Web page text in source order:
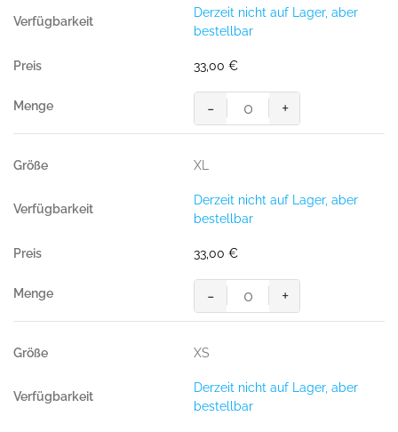
70%
BW/
300g/m²
Menge
Derzeit nicht auf Lager, aber
bestellbar
33,00 €
"Kapuzen-
Sweatshirt
ANTHRAZIT
70%
BW/
300g/m²
Menge
- +
XL
Derzeit nicht auf Lager, aber
bestellbar
33,00 €
"Kapuzen-
Sweatshirt
ANTHRAZIT
70%
BW/
- +
XS
Derzeit nicht auf Lager, aber
bestellbar